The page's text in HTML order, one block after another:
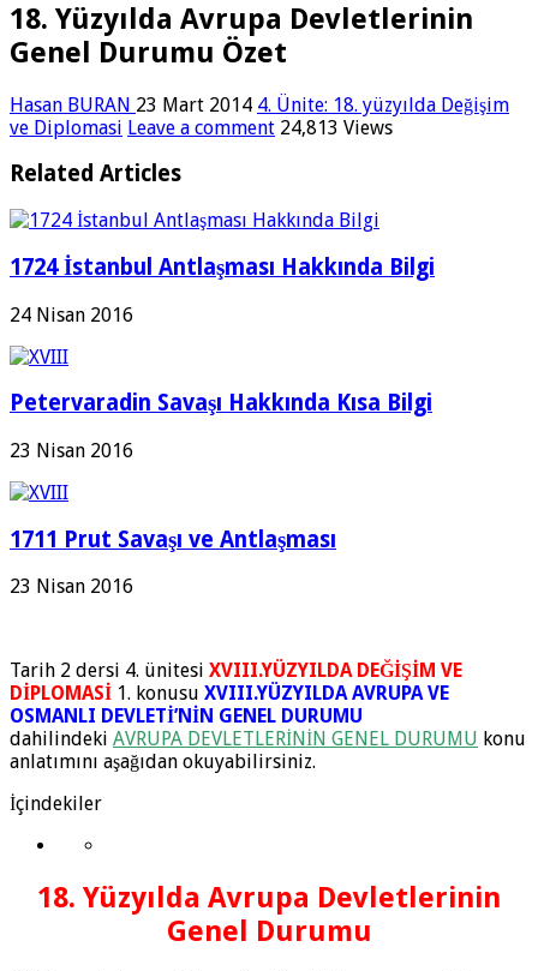
18. Yüzyılda Avrupa Devletlerinin
Genel Durumu Özet
Hasan BURAN 23 Mart 2014 4. Ünite: 18. yüzyılda Değişim
ve Diplomasi Leave a comment 24,813 Views
Related Articles
1724 İstanbul Antlaşması Hakkında Bilgi
24 Nisan 2016
Petervaradin Savaşı Hakkında Kısa Bilgi
23 Nisan 2016
1711 Prut Savaşı ve Antlaşması
23 Nisan 2016
Tarih 2 dersi 4. ünitesi XVIII.YÜZYILDA DEĞİŞİM VE
DİPLOMASİ 1. konusu XVIII.YÜZYILDA AVRUPA VE
OSMANLI DEVLETİ’NİN GENEL DURUMU
dahilindeki AVRUPA DEVLETLERİNİN GENEL DURUMU konu
anlatımını aşağıdan okuyabilirsiniz.
İçindekiler
18. Yüzyılda Avrupa Devletlerinin
Genel Durumu